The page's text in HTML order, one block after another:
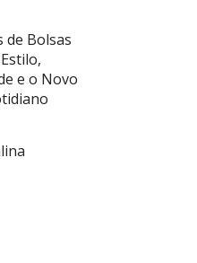
de Bolsas
e o Novo